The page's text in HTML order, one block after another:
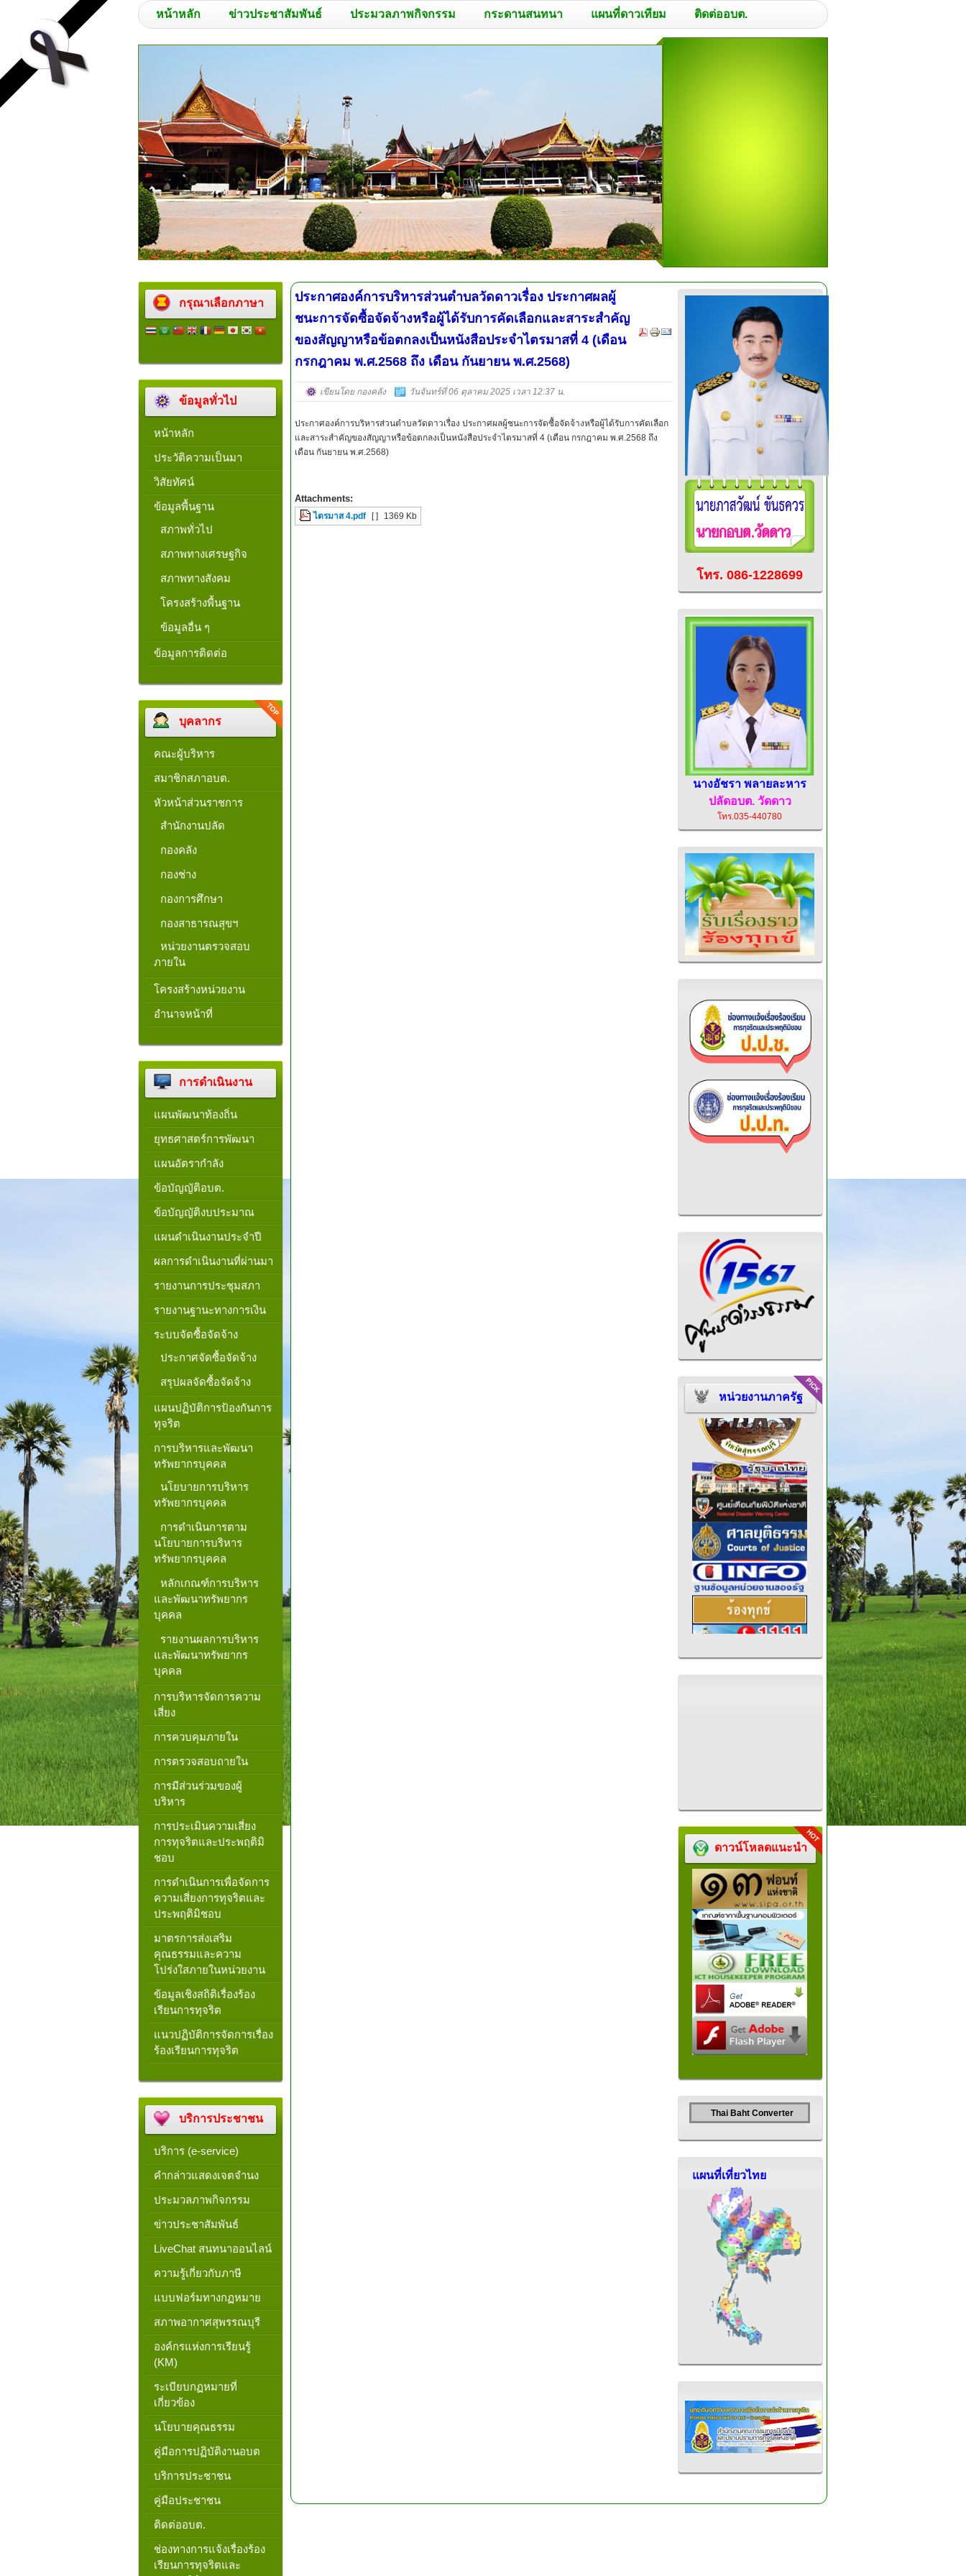
หน้าหลัก ข่าวประชาสัมพันธ์ ประมวลภาพกิจกรรม กระดานสนทนา แผนที่ดาวเทียม ติดต่ออบต.
กรุณาเลือกภาษา
ข้อมูลทั่วไป
หน้าหลัก
ประวัติความเป็นมา
วิสัยทัศน์
ข้อมูลพื้นฐาน
สภาพทั่วไป
สภาพทางเศรษฐกิจ
สภาพทางสังคม
โครงสร้างพื้นฐาน
ข้อมูลอื่น ๆ
ข้อมูลการติดต่อ
บุคลากร
คณะผู้บริหาร
สมาชิกสภาอบต.
หัวหน้าส่วนราชการ
สำนักงานปลัด
กองคลัง
กองช่าง
กองการศึกษา
กองสาธารณสุขฯ
หน่วยงานตรวจสอบ
ภายใน
โครงสร้างหน่วยงาน​
อำนาจหน้าที่
การดำเนินงาน
แผนพัฒนาท้องถิ่น
ยุทธศาสตร์การพัฒนา
แผนอัตรากำลัง
ข้อบัญญัติอบต.
ข้อบัญญัติงบประมาณ
แผนดำเนินงานประจำปี
ผลการดำเนินงานที่ผ่านมา
รายงานการประชุมสภา
รายงานฐานะทางการเงิน
ระบบจัดซื้อจัดจ้าง
ประกาศจัดซื้อจัดจ้าง
สรุปผลจัดซื้อจัดจ้าง
แผนปฏิบัติการป้องกันการ
ทุจริต
การบริหารและพัฒนา
ทรัพยากรบุคคล
นโยบายการบริหาร
ทรัพยากรบุคคล
การดำเนินการตาม
นโยบายการบริหาร
ทรัพยากรบุคคล
หลักเกณฑ์การบริหาร
และพัฒนาทรัพยากร
บุคคล
รายงานผลการบริหาร
และพัฒนาทรัพยากร
บุคคล
การบริหารจัดการความ
เสี่ยง
การควบคุมภายใน
การตรวจสอบถายใน
การมีส่วนร่วมของผู้
บริหาร
การประเมินความเสี่ยง
การทุจริตและประพฤติมิ
ชอบ
การดำเนินการเพื่อจัดการ
ความเสี่ยงการทุจริตและ
ประพฤติมิชอบ
มาตรการส่งเสริม
คุณธรรมและความ
โปร่งใสภายในหน่วยงาน
ข้อมูลเชิงสถิติเรื่องร้อง
เรียนการทุจริต
แนวปฏิบัติการจัดการเรื่อง
ร้องเรียนการทุจริต
บริการประชาชน
บริการ (e-service)
คำกล่าวแสดงเจตจำนง
ประมวลภาพกิจกรรม
ข่าวประชาสัมพันธ์
LiveChat สนทนาออนไลน์
ความรู้เกี่ยวกับภาษี
แบบฟอร์มทางกฏหมาย
สภาพอากาศสุพรรณบุรี
องค์กรแห่งการเรียนรู้
(KM)
ระเบียบกฏหมายที่
เกี่ยวข้อง
นโยบายคุณธรรม
คู่มือการปฏิบัติงานอบต
บริการประชาชน
คู่มือประชาชน
ติดต่ออบต.
ช่องทางการแจ้งเรื่องร้อง
เรียนการทุจริตและ
ประกาศองค์การบริหารส่วนตำบลวัดดาวเรื่อง ประกาศผลผู้
ชนะการจัดซื้อจัดจ้างหรือผู้ได้รับการคัดเลือกและสาระสำคัญ
ของสัญญาหรือข้อตกลงเป็นหนังสือประจำไตรมาสที่ 4 (เดือน
กรกฎาคม พ.ศ.2568 ถึง เดือน กันยายน พ.ศ.2568)
เขียนโดย กองคลัง วันจันทร์ที่ 06 ตุลาคม 2025 เวลา 12:37 น.
ประกาศองค์การบริหารส่วนตำบลวัดดาวเรื่อง ประกาศผลผู้ชนะการจัดซื้อจัดจ้างหรือผู้ได้รับการคัดเลือก
และสาระสำคัญของสัญญาหรือข้อตกลงเป็นหนังสือประจำไตรมาสที่ 4 (เดือน กรกฎาคม พ.ศ.2568 ถึง
เดือน กันยายน พ.ศ.2568)
Attachments:
ไตรมาส 4.pdf [ ] 1369 Kb
โทร. 086-1228699
นางอัชรา พลายละหาร
ปลัดอบต. วัดดาว
โทร.035-440780
หน่วยงานภาครัฐ
ดาวน์โหลดแนะนำ
Thai Baht Converter
แผนที่เที่ยวไทย